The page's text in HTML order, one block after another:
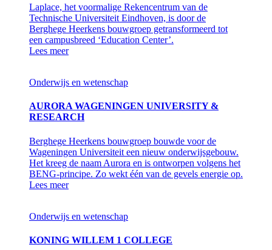
Laplace, het voormalige Rekencentrum van de
Technische Universiteit Eindhoven, is door de
Berghege Heerkens bouwgroep getransformeerd tot
een campusbreed ‘Education Center’.
Lees meer
Onderwijs en wetenschap
AURORA WAGENINGEN UNIVERSITY &
RESEARCH
Berghege Heerkens bouwgroep bouwde voor de
Wageningen Universiteit een nieuw onderwijsgebouw.
Het kreeg de naam Aurora en is ontworpen volgens het
BENG-principe. Zo wekt één van de gevels energie op.
Lees meer
Onderwijs en wetenschap
KONING WILLEM 1 COLLEGE